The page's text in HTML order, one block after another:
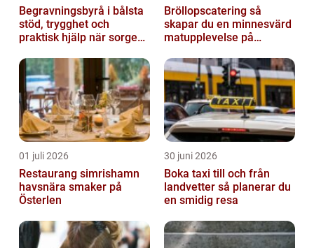
Begravningsbyrå i bålsta
stöd, trygghet och
praktisk hjälp när sorgen
Bröllopscatering så
skapar du en minnesvärd
matupplevelse på
01 juli 2026
Restaurang simrishamn
havsnära smaker på
Österlen
30 juni 2026
Boka taxi till och från
landvetter så planerar du
en smidig resa